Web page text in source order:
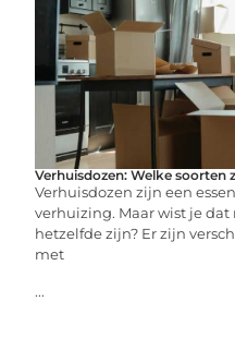
Verhuisdozen: Welke soorten
Verhuisdozen zijn een
verhuizing. Maar wist je
hetzelfde zijn? Er zijn
met
...